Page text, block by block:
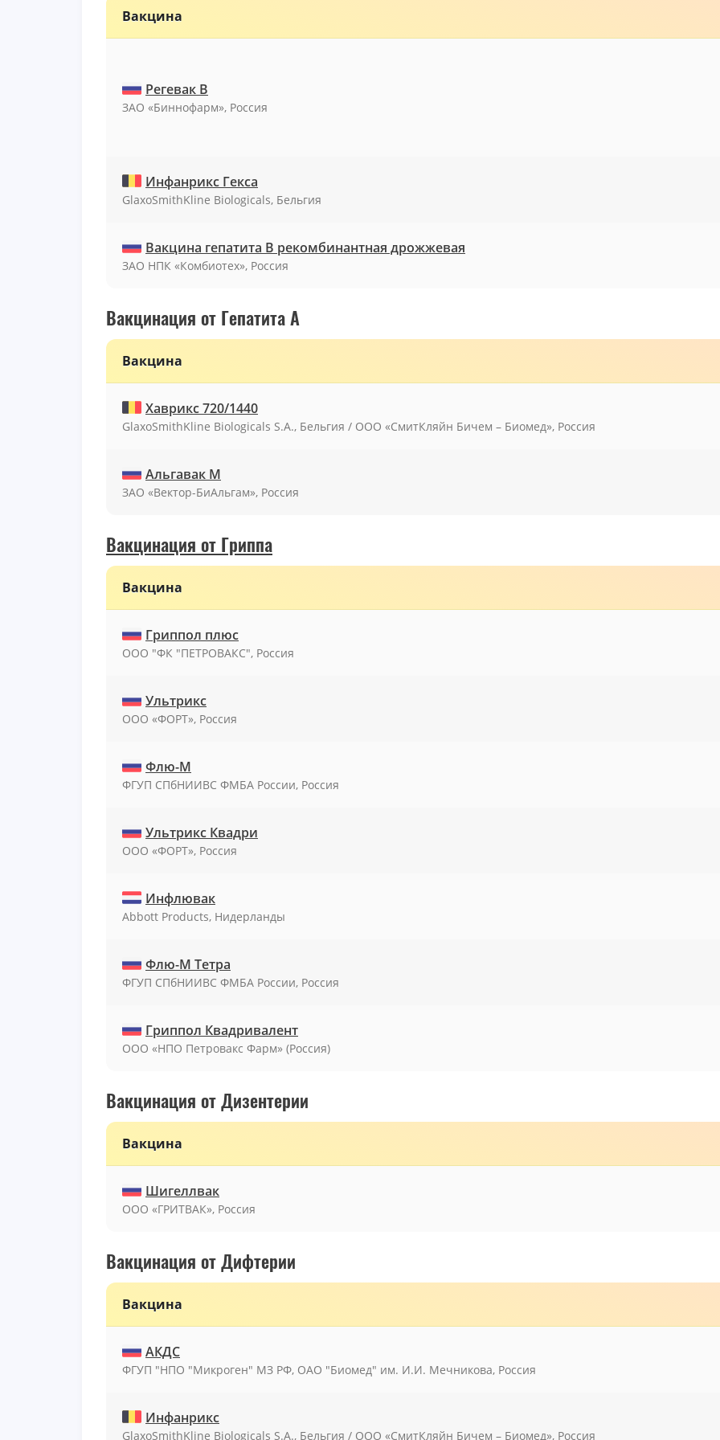
Вакцина
Регевак В
ЗАО «Биннофарм», Россия
Инфанрикс Гекса
GlaxoSmithKline Biologicals, Бельгия
Вакцина гепатита В рекомбинантная дрожжевая
ЗАО НПК «Комбиотех», Россия
Вакцинация от Гепатита А
Вакцина
Хаврикс 720/1440
GlaxoSmithKline Biologicals S.A., Бельгия / ООО «СмитКляйн Бичем – Биомед», Россия
Альгавак М
ЗАО «Вектор-БиАльгам», Россия
Вакцинация от Гриппа
Вакцина
Гриппол плюс
ООО "ФК "ПЕТРОВАКС", Россия
Ультрикс
ООО «ФОРТ», Россия
Флю-М
ФГУП СПбНИИВС ФМБА России, Россия
Ультрикс Квадри
ООО «ФОРТ», Россия
Инфлювак
Abbott Products, Нидерланды
Флю-М Тетра
ФГУП СПбНИИВС ФМБА России, Россия
Гриппол Квадривалент
ООО «НПО Петровакс Фарм» (Россия)
Вакцинация от Дизентерии
Вакцина
Шигеллвак
ООО «ГРИТВАК», Россия
Вакцинация от Дифтерии
Вакцина
АКДС
ФГУП "НПО "Микроген" МЗ РФ, ОАО "Биомед" им. И.И. Мечникова, Россия
Инфанрикс
GlaxoSmithKline Biologicals S.A., Бельгия / ООО «СмитКляйн Бичем – Биомед», Россия